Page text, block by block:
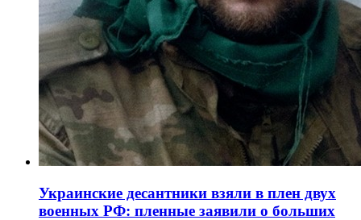
Украинские десантники взяли в плен двух
военных РФ: пленные заявили о больших